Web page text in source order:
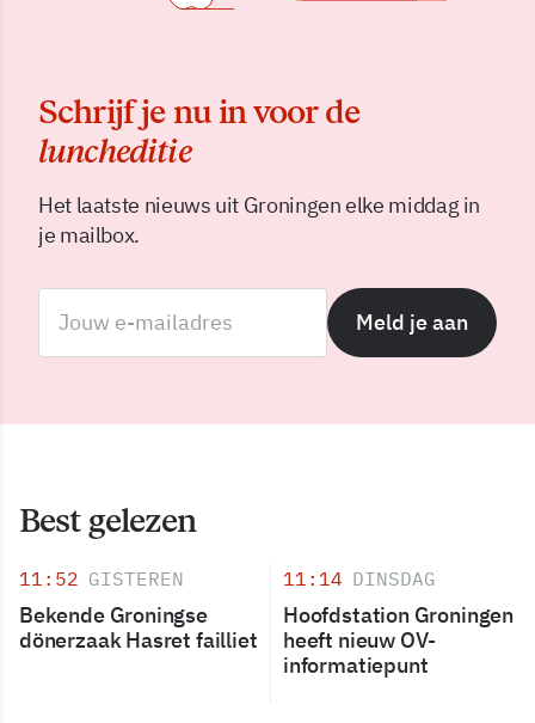
Schrijf je nu in voor de
luncheditie
Het laatste nieuws uit Groningen elke middag in
je mailbox.
Meld je aan
Best gelezen
11:52 GISTEREN
Bekende Groningse
dönerzaak Hasret failliet
11:14 DINSDAG
Hoofdstation Groningen
heeft nieuw OV-
informatiepunt